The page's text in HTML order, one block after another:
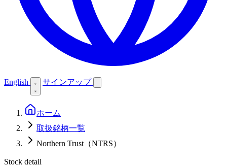
English サインアップ
ホーム
取扱銘柄一覧
Northern Trust（NTRS）
Stock detail